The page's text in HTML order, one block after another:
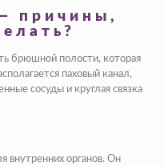
причины,
брюшной полости, которая
паховый канал,
сосуды и круглая связка
внутренних органов. Он